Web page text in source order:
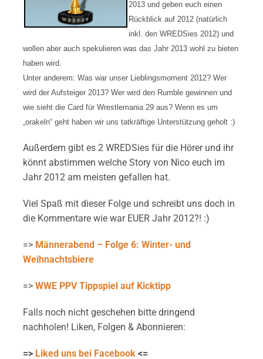
2013 und geben euch einen
Rückblick auf 2012 (natürlich
inkl. den WREDSies 2012) und
wollen aber auch spekulieren was das Jahr 2013 wohl zu bieten
haben wird.
Unter anderem: Was war unser Lieblingsmoment 2012? Wer
wird der Aufsteiger 2013? Wer wird den Rumble gewinnen und
wie sieht die Card für Wrestlemania 29 aus? Wenn es um
„orakeln“ geht haben wir uns tatkräftige Unterstützung geholt :)
Außerdem gibt es 2 WREDSies für die Hörer und ihr
könnt abstimmen welche Story von Nico euch im
Jahr 2012 am meisten gefallen hat.
Viel Spaß mit dieser Folge und schreibt uns doch in
die Kommentare wie war EUER Jahr 2012?! :)
=> Männerabend – Folge 6: Winter- und
Weihnachtsbiere
=> WWE PPV Tippspiel auf Kicktipp
Falls noch nicht geschehen bitte dringend
nachholen! Liken, Folgen & Abonnieren:
=> Liked uns bei Facebook <=